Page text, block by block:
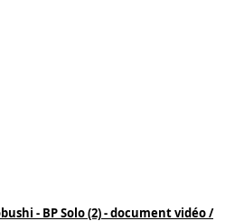
- BP Solo (2) - document vidéo /